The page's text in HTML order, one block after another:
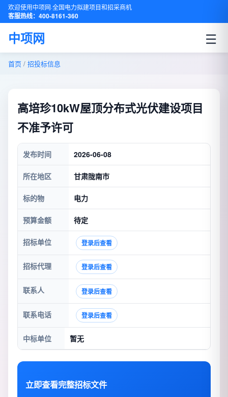
欢迎使用中项网·全国电力拟建项目和招采商机
客服热线：400-8161-360
中项网 ☰
首页 / 招投标信息
高培珍10kW屋顶分布式光伏建设项目
不准予许可
发布时间 2026-06-08
所在地区 甘肃陇南市
标的物 电力
预算金额 待定
招标单位 登录后查看
招标代理 登录后查看
联系人 登录后查看
联系电话 登录后查看
中标单位 暂无
立即查看完整招标文件